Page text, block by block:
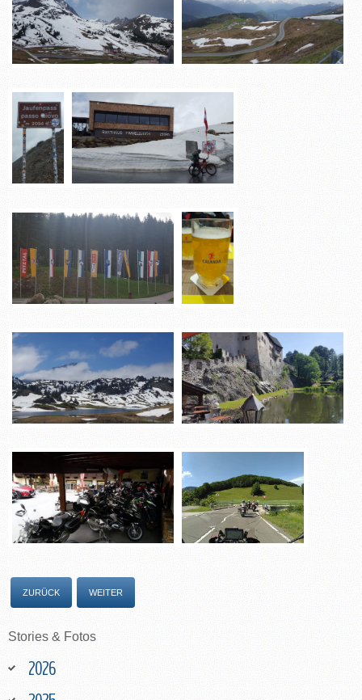
ZURÜCK WEITER
Stories & Fotos
2026